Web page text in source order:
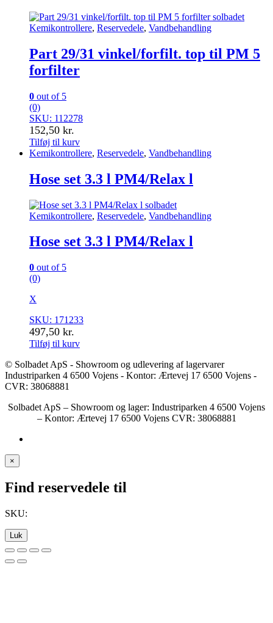
Kemikontrollere, Reservedele, Vandbehandling
Part 29/31 vinkel/forfilt. top til PM 5
forfilter
0 out of 5
(0)
SKU: 112278
152,50 kr.
Tilføj til kurv
Kemikontrollere, Reservedele, Vandbehandling
Hose set 3.3 l PM4/Relax l
Kemikontrollere, Reservedele, Vandbehandling
Hose set 3.3 l PM4/Relax l
0 out of 5
(0)
X
SKU: 171233
497,50 kr.
Tilføj til kurv
© Solbadet ApS - Showroom og udlevering af lagervarer
Industriparken 4 6500 Vojens - Kontor: Ærtevej 17 6500 Vojens -
CVR: 38068881
Solbadet ApS – Showroom og lager: Industriparken 4 6500 Vojens
– Kontor: Ærtevej 17 6500 Vojens CVR: 38068881
×
Find reservedele til
SKU:
Luk